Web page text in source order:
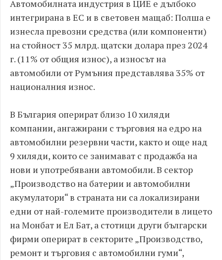
Автомобилната индустрия в ЦИЕ е дълбоко
интегрирана в ЕС и в световен мащаб: Полша е
изнесла превозни средства (или компоненти)
на стойност 35 млрд. щатски долара през 2024
г. (11% от общия износ), а износът на
автомобили от Румъния представлява 35% от
националния износ.
В България оперират близо 10 хиляди
компании, ангажирани с търговия на едро на
автомобилни резервни части, както и още над
9 хиляди, които се занимават с продажба на
нови и употребявани автомобили. В сектор
„Производство на батерии и автомобилни
акумулатори“ в страната ни са локализирани
едни от най-големите производители в лицето
на Монбат и Ел Бат, а стотици други български
фирми оперират в секторите „Производство,
ремонт и търговия с автомобилни гуми“,